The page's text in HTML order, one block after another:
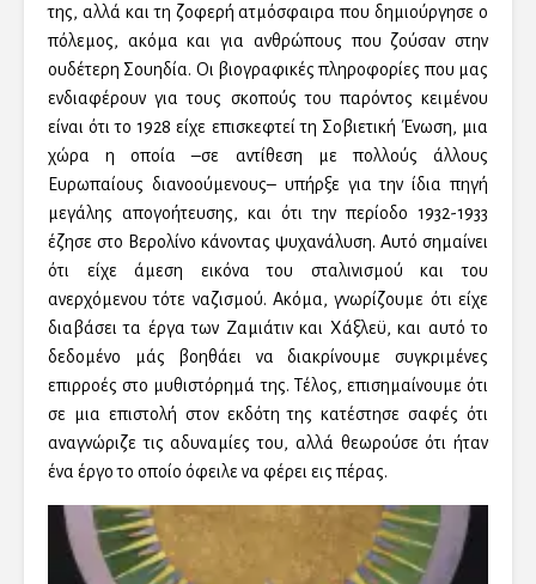
της, αλλά και τη ζοφερή ατμόσφαιρα που δημιούργησε ο
πόλεμος, ακόμα και για ανθρώπους που ζούσαν στην
ουδέτερη Σουηδία. Οι βιογραφικές πληροφορίες που μας
ενδιαφέρουν για τους σκοπούς του παρόντος κειμένου
είναι ότι το 1928 είχε επισκεφτεί τη Σοβιετική Ένωση, μια
χώρα η οποία –σε αντίθεση με πολλούς άλλους
Ευρωπαίους διανοούμενους– υπήρξε για την ίδια πηγή
μεγάλης απογοήτευσης, και ότι την περίοδο 1932-1933
έζησε στο Βερολίνο κάνοντας ψυχανάλυση. Αυτό σημαίνει
ότι είχε άμεση εικόνα του σταλινισμού και του
ανερχόμενου τότε ναζισμού. Ακόμα, γνωρίζουμε ότι είχε
διαβάσει τα έργα των Ζαμιάτιν και Χάξλεϋ, και αυτό το
δεδομένο μάς βοηθάει να διακρίνουμε συγκριμένες
επιρροές στο μυθιστόρημά της. Τέλος, επισημαίνουμε ότι
σε μια επιστολή στον εκδότη της κατέστησε σαφές ότι
αναγνώριζε τις αδυναμίες του, αλλά θεωρούσε ότι ήταν
ένα έργο το οποίο όφειλε να φέρει εις πέρας.